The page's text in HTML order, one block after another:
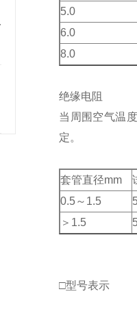
5.0
6.0
8.0
绝缘电阻
当周围空气温
定。
套管直径mm
0.5～1.5
＞1.5
□型号表示